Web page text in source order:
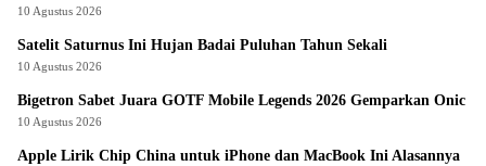
10 Agustus 2026
Satelit Saturnus Ini Hujan Badai Puluhan Tahun Sekali
10 Agustus 2026
Bigetron Sabet Juara GOTF Mobile Legends 2026 Gemparkan Onic
10 Agustus 2026
Apple Lirik Chip China untuk iPhone dan MacBook Ini Alasannya